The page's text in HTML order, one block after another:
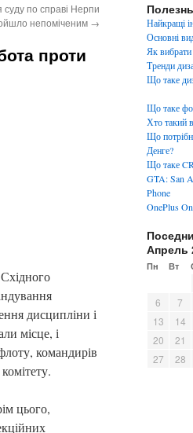
по справі Нерпи
непоміченим →
проти
дисципліни і
місце, і
командирів
цього,
Найкращі
Основні
Як
Тренди
Що таке
Що таке
Хто такий
Що
Денге?
Що таке
GTA: San
Phone
OnePlus
Апрель
Пн Вт
6
7
13
14
20
21
27
28